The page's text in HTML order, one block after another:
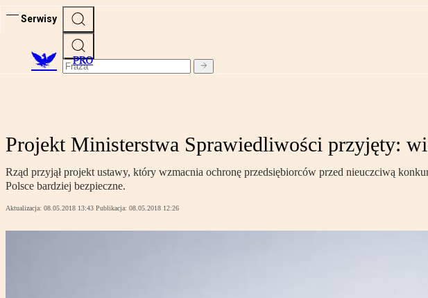
Serwisy
PRO
Projekt Ministerstwa Sprawiedliwości przyjęty:
Rząd przyjął projekt ustawy, który wzmacnia ochronę przedsiębiorców przed nieuczciwą
Polsce bardziej bezpieczne.
Aktualizacja: 08.05.2018 13:43 Publikacja: 08.05.2018 12:26